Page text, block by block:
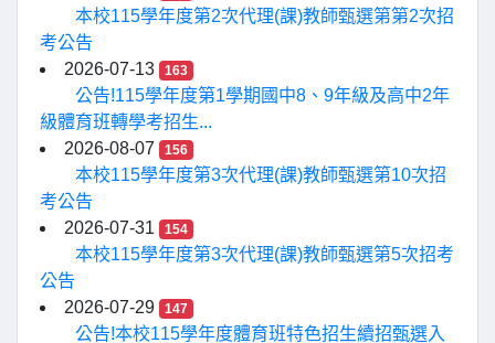
本校115學年度第2次代理(課)教師甄選第第2次招
考公告
2026-07-13
163
公告!115學年度第1學期國中8、9年級及高中2年
級體育班轉學考招生...
2026-08-07
156
本校115學年度第3次代理(課)教師甄選第10次招
考公告
2026-07-31
154
本校115學年度第3次代理(課)教師甄選第5次招考
公告
2026-07-29
147
公告!本校115學年度體育班特色招生續招甄選入